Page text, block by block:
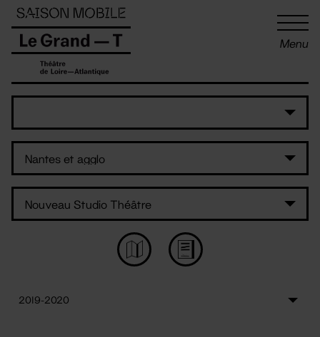
Menu
Panneau de gestion des cookies